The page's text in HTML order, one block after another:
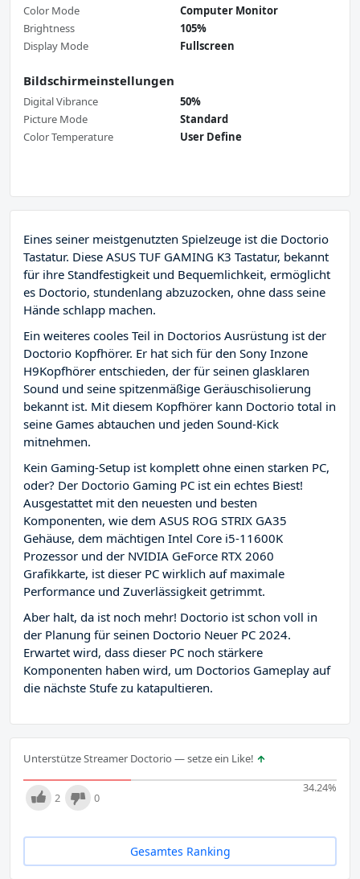
Color Mode
Computer Monitor
Brightness
105%
Display Mode
Fullscreen
Bildschirmeinstellungen
Digital Vibrance
50%
Picture Mode
Standard
Color Temperature
User Define
Eines seiner meistgenutzten Spielzeuge ist die Doctorio
Tastatur. Diese ASUS TUF GAMING K3 Tastatur, bekannt
für ihre Standfestigkeit und Bequemlichkeit, ermöglicht
es Doctorio, stundenlang abzuzocken, ohne dass seine
Hände schlapp machen.
Ein weiteres cooles Teil in Doctorios Ausrüstung ist der
Doctorio Kopfhörer. Er hat sich für den Sony Inzone
H9Kopfhörer entschieden, der für seinen glasklaren
Sound und seine spitzenmäßige Geräuschisolierung
bekannt ist. Mit diesem Kopfhörer kann Doctorio total in
seine Games abtauchen und jeden Sound-Kick
mitnehmen.
Kein Gaming-Setup ist komplett ohne einen starken PC,
oder? Der Doctorio Gaming PC ist ein echtes Biest!
Ausgestattet mit den neuesten und besten
Komponenten, wie dem ASUS ROG STRIX GA35
Gehäuse, dem mächtigen Intel Core i5-11600K
Prozessor und der NVIDIA GeForce RTX 2060
Grafikkarte, ist dieser PC wirklich auf maximale
Performance und Zuverlässigkeit getrimmt.
Aber halt, da ist noch mehr! Doctorio ist schon voll in
der Planung für seinen Doctorio Neuer PC 2024.
Erwartet wird, dass dieser PC noch stärkere
Komponenten haben wird, um Doctorios Gameplay auf
die nächste Stufe zu katapultieren.
Unterstütze Streamer Doctorio — setze ein Like!
34.24%
2 0
Gesamtes Ranking